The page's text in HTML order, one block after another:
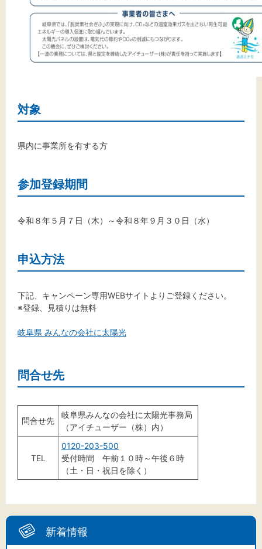
新着情報
対象
県内に事業所を有する方
参加登録期間
令和８年５月７日（木）～令和８年９月３０日（水）
申込方法
下記、キャンペーン専用WEBサイトよりご登録ください。
※登録、見積りは無料
岐阜県 みんなの会社に太陽光
問合せ先
問合せ先
岐阜県みんなの会社に太陽光事務局
（アイチューザー（株）内）
TEL
0120-203-500
受付時間 午前１０時～午後６時
（土・日・祝日を除く）